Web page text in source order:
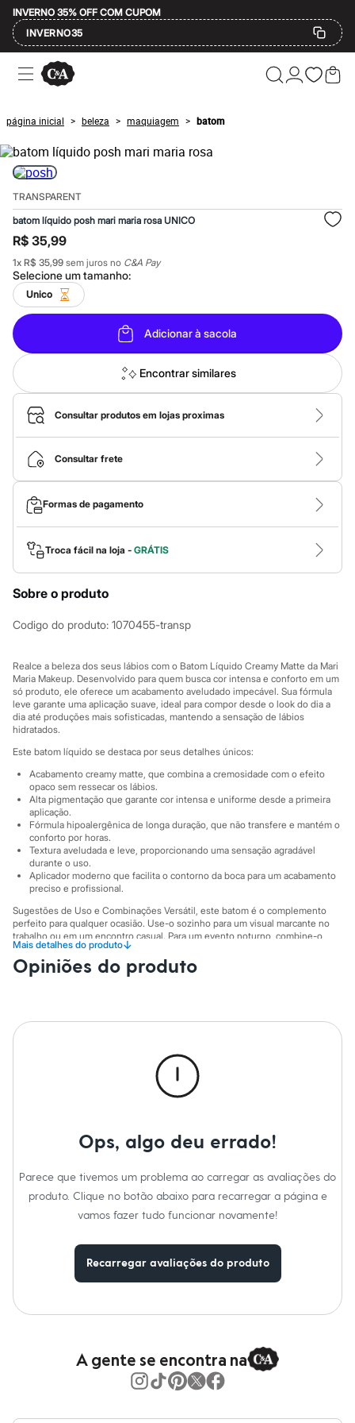
INVERNO 35% OFF COM CUPOM
INVERNO35
Ofertas
Compre por Departamento
Masculino
Infantil
Calçados
Mindse7
Plus Size
Até 40% off
Até 60% off
A partir de 60% off
Feminino
Em alta
Inverno
Alfaiataria
Novidades
Roupas
Blusas e Camisetas
Básicos
Calças
Casacos e Jaquetas
Jeans
Macacões
Saias
Shorts e Bermudas
Acessórios
Bolsas
Bonés e Chapéus
Bijoux
Cintos
Óculos
Relógios
Calçados
Botas
Chinelos
Rasteirinhas
Sandálias
Sapatilhas
Marcas
City
Clock House
Mindset
Sawary
Yessica
Moda esportiva
Acessórios
Blusas
Calçados
Leggings
Shorts e Bermudas
Tops
Moda íntima
Calcinhas
Cintas e Modeladores
Meias
Sutiãs e Tops
Moda praia
Biquínis
Maiôs
Saídas de praia
Calças
Dia dos Pais
Novidades
Roupas
Bermudas
Camisetas e Regatas
Casacos e Jaquetas
Acessórios
Bolsas e Mochilas
Botas
página inicial > beleza > maquiagem > batom
TRANSPARENT
batom líquido posh mari maria rosa UNICO
R$ 35,99
1x R$ 35,99 sem juros no C&A Pay
Selecione umtamanho:
Unico
Adicionar à sacola
Encontrar similares
Consultar produtos em lojas proximas
Consultar frete
Formas de pagamento
Troca fácil na loja - GRÁTIS
Sobre o produto
Codigo do produto: 1070455-transp
Realce a beleza dos seus lábios com o Batom Líquido Creamy Matte da Mari
Maria Makeup. Desenvolvido para quem busca cor intensa e conforto em um
só produto, ele oferece um acabamento aveludado impecável. Sua fórmula
leve garante uma aplicação suave, ideal para compor desde o look do dia a
dia até produções mais sofisticadas, mantendo a sensação de lábios
hidratados.
Este batom líquido se destaca por seus detalhes únicos:
Acabamento creamy matte, que combina a cremosidade com o efeito
opaco sem ressecar os lábios.
Alta pigmentação que garante cor intensa e uniforme desde a primeira
aplicação.
Fórmula hipoalergênica de longa duração, que não transfere e mantém o
conforto por horas.
Textura aveludada e leve, proporcionando uma sensação agradável
durante o uso.
Aplicador moderno que facilita o contorno da boca para um acabamento
preciso e profissional.
Sugestões de Uso e Combinações Versátil, este batom é o complemento
perfeito para qualquer ocasião. Use-o sozinho para um visual marcante no
trabalho ou em um encontro casual. Para um evento noturno, combine-o
com um olho esfumado para um look poderoso. Sua embalagem prática
permite retoques rápidos, garantindo lábios perfeitos ao longo do dia ou da
noite.
Mais detalhes do produto↓
Informacoes gerais:
Líquido
Opiniões do produto
Ops, algo deu errado!
Parece que tivemos um problema ao carregar as avaliações do
produto. Clique no botão abaixo para recarregar a página e
vamos fazer tudo funcionar novamente!
Recarregar avaliações do produto
A gente se encontra na